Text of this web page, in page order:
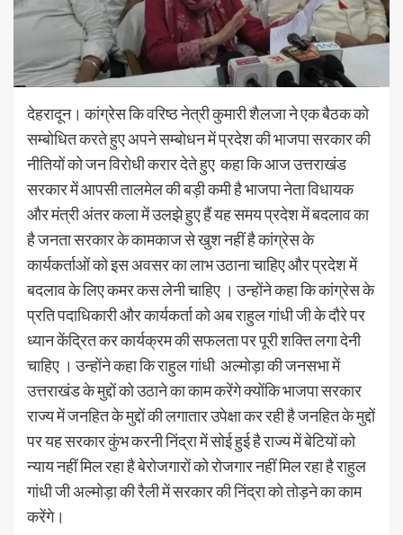
देहरादून। कांग्रेस कि वरिष्ठ नेत्री कुमारी शैलजा ने एक बैठक को
सम्बोधित करते हुए अपने सम्बोधन में प्रदेश की भाजपा सरकार की
नीतियों को जन विरोधी करार देते हुए कहा कि आज उत्तराखंड
सरकार में आपसी तालमेल की बड़ी कमी है भाजपा नेता विधायक
और मंत्री अंतर कला में उलझे हुए हैं यह समय प्रदेश में बदलाव का
है जनता सरकार के कामकाज से खुश नहीं है कांग्रेस के
कार्यकर्ताओं को इस अवसर का लाभ उठाना चाहिए और प्रदेश में
बदलाव के लिए कमर कस लेनी चाहिए । उन्होंने कहा कि कांग्रेस के
प्रति पदाधिकारी और कार्यकर्ता को अब राहुल गांधी जी के दौरे पर
ध्यान केंद्रित कर कार्यक्रम की सफलता पर पूरी शक्ति लगा देनी
चाहिए । उन्होंने कहा कि राहुल गांधी अल्मोड़ा की जनसभा में
उत्तराखंड के मुद्दों को उठाने का काम करेंगे क्योंकि भाजपा सरकार
राज्य में जनहित के मुद्दों की लगातार उपेक्षा कर रही है जनहित के मुद्दों
पर यह सरकार कुंभ करनी निंद्रा में सोई हुई है राज्य में बेटियों को
न्याय नहीं मिल रहा है बेरोजगारों को रोजगार नहीं मिल रहा है राहुल
गांधी जी अल्मोड़ा की रैली में सरकार की निंद्रा को तोड़ने का काम
करेंगे।